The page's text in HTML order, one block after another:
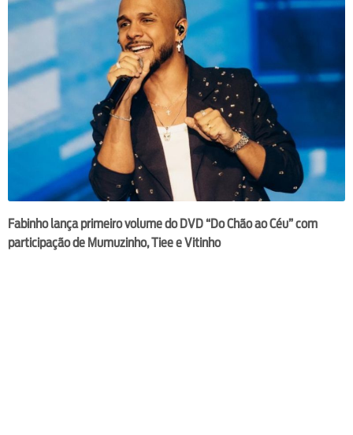
Fabinho lança primeiro volume do DVD “Do Chão ao Céu” com
participação de Mumuzinho, Tiee e Vitinho